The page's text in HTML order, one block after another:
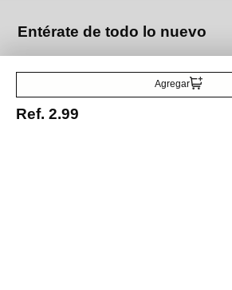
Agregar
Ref. 2.99
Entérate de todo lo nuevo